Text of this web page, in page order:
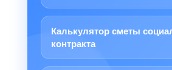
Калькулятор сметы
контракта